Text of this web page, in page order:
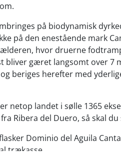
på biodynamisk
på den enestående mark
hvor druerne
bliver gæret langsomt over 7
beriges herefter med
netop landet i sølle 1365
Ribera del Duero, så skal du
Dominio del Aguila
trækasse.